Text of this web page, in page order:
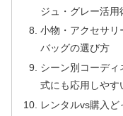
ジュ・グレー活用
小物・アクセサリ
バッグの選び方
シーン別コーディ
式にも応用しやす
レンタルvs購入ど